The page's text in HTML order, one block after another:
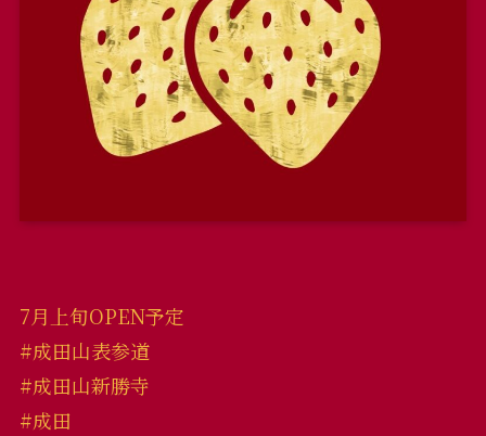
7月上旬OPEN予定
#成田山表参道
#成田山新勝寺
#成田